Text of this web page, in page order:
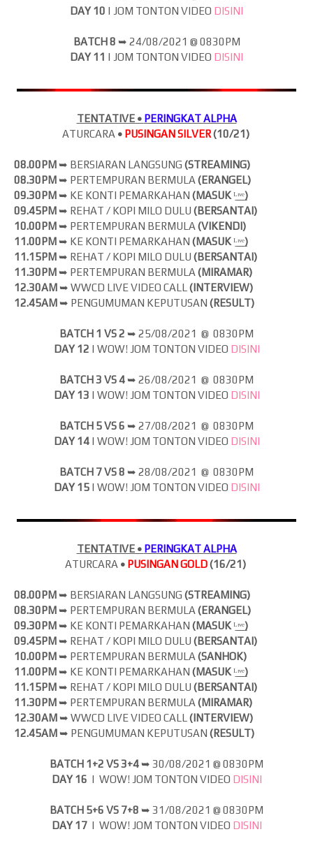
DAY 10 | JOM TONTON VIDEO DISINI
BATCH 8 ➥ 24/08/2021 @ 0830PM
DAY 11 | JOM TONTON VIDEO DISINI
TENTATIVE • PERINGKAT ALPHA
ATURCARA • PUSINGAN SILVER (10/21)
08.00PM➥ BERSIARAN LANGSUNG (STREAMING)
08.30PM➥ PERTEMPURAN BERMULA (ERANGEL)
09.30PM➥ KE KONTI PEMARKAHAN (MASUKᴸ̲ᶦ̲ᵛ̲ᵉ̲)
09.45PM➥ REHAT / KOPI MILO DULU (BERSANTAI)
10.00PM➥ PERTEMPURAN BERMULA (VIKENDI)
11.00PM➥ KE KONTI PEMARKAHAN (MASUKᴸ̲ᶦ̲ᵛ̲ᵉ̲)
11.15PM➥ REHAT / KOPI MILO DULU (BERSANTAI)
11.30PM➥ PERTEMPURAN BERMULA (MIRAMAR)
12.30AM➥ WWCD LIVE VIDEO CALL (INTERVIEW)
12.45AM➥ PENGUMUMAN KEPUTUSAN (RESULT)
BATCH 1 VS 2 ➥ 25/08/2021 @ 0830PM
DAY 12 | WOW! JOM TONTON VIDEO DISINI
BATCH 3 VS 4➥ 26/08/2021 @ 0830PM
DAY 13 | WOW! JOM TONTON VIDEO DISINI
BATCH 5 VS 6 ➥ 27/08/2021 @ 0830PM
DAY 14| WOW! JOM TONTON VIDEO DISINI
BATCH 7 VS 8 ➥ 28/08/2021 @ 0830PM
DAY 15| WOW! JOM TONTON VIDEO DISINI
TENTATIVE • PERINGKAT ALPHA
ATURCARA • PUSINGAN GOLD(16/21)
08.00PM➥ BERSIARAN LANGSUNG (STREAMING)
08.30PM➥ PERTEMPURAN BERMULA (ERANGEL)
09.30PM➥ KE KONTI PEMARKAHAN (MASUKᴸ̲ᶦ̲ᵛ̲ᵉ̲)
09.45PM➥ REHAT / KOPI MILO DULU (BERSANTAI)
10.00PM➥ PERTEMPURAN BERMULA (SANHOK)
11.00PM➥ KE KONTI PEMARKAHAN (MASUKᴸ̲ᶦ̲ᵛ̲ᵉ̲)
11.15PM➥ REHAT / KOPI MILO DULU (BERSANTAI)
11.30PM➥ PERTEMPURAN BERMULA (MIRAMAR)
12.30AM➥ WWCD LIVE VIDEO CALL (INTERVIEW)
12.45AM➥ PENGUMUMAN KEPUTUSAN (RESULT)
BATCH 1+2 VS 3+4➥ 30/08/2021 @ 0830PM
DAY 16 | WOW! JOM TONTON VIDEO DISINI
BATCH 5+6 VS 7+8 ➥ 31/08/2021 @ 0830PM
DAY 17| WOW! JOM TONTON VIDEO DISINI